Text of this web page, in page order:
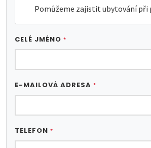
Pomůžeme zajistit ubytování při
CELÉ JMÉNO *
E-MAILOVÁ ADRESA *
TELEFON *